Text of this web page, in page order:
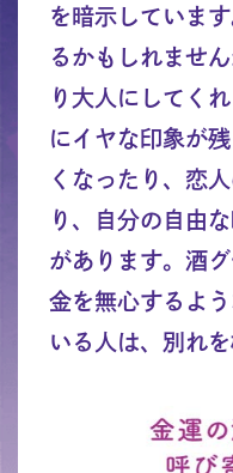
を暗示していま
るかもしれませ
り大人にしてく
にイヤな印象が
くなったり、恋
り、自分の自由
があります。酒
金を無心するよ
いる人は、別れ